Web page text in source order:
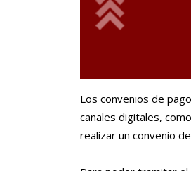
Los convenios de
canales digitales,
realizar un convenio